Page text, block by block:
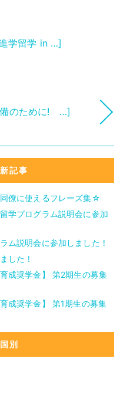
学留学 in …]
備のために! …]
記事
僚に使えるフレーズ集☆
学プログラム説明会に参加
ム説明会に参加しました！
した！
成奨学金】 第2期生の募集
成奨学金】 第1期生の募集
別